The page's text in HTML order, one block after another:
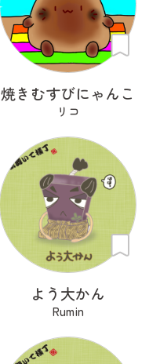
焼きむすびにゃんこ
リコ
よう大かん
Rumin